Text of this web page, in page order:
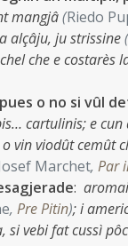
mangjâ(Riedo
alçâju, ju strissine(
che e costarès
o no si vûl
cartulinis; e
o vin viodût cemût
Marchet, Par
:
, Pre Pitin);i
si vebi fat cussì